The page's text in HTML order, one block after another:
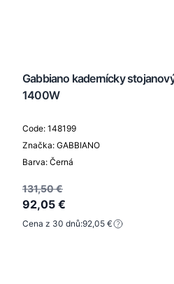
Gabbiano kadernícky
1400W
Code: 148199
Značka: GABBIANO
Barva: Černá
131,50 €
92,05 €
Cena z 30 dnů:92,05 €